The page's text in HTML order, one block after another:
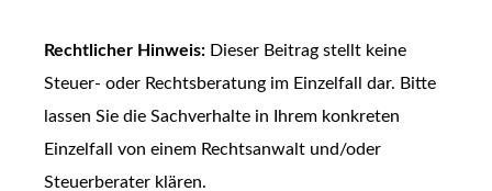
Rechtlicher Hinweis: Dieser Beitrag stellt keine
Steuer- oder Rechtsberatung im Einzelfall dar. Bitte
lassen Sie die Sachverhalte in Ihrem konkreten
Einzelfall von einem Rechtsanwalt und/oder
Steuerberater klären.